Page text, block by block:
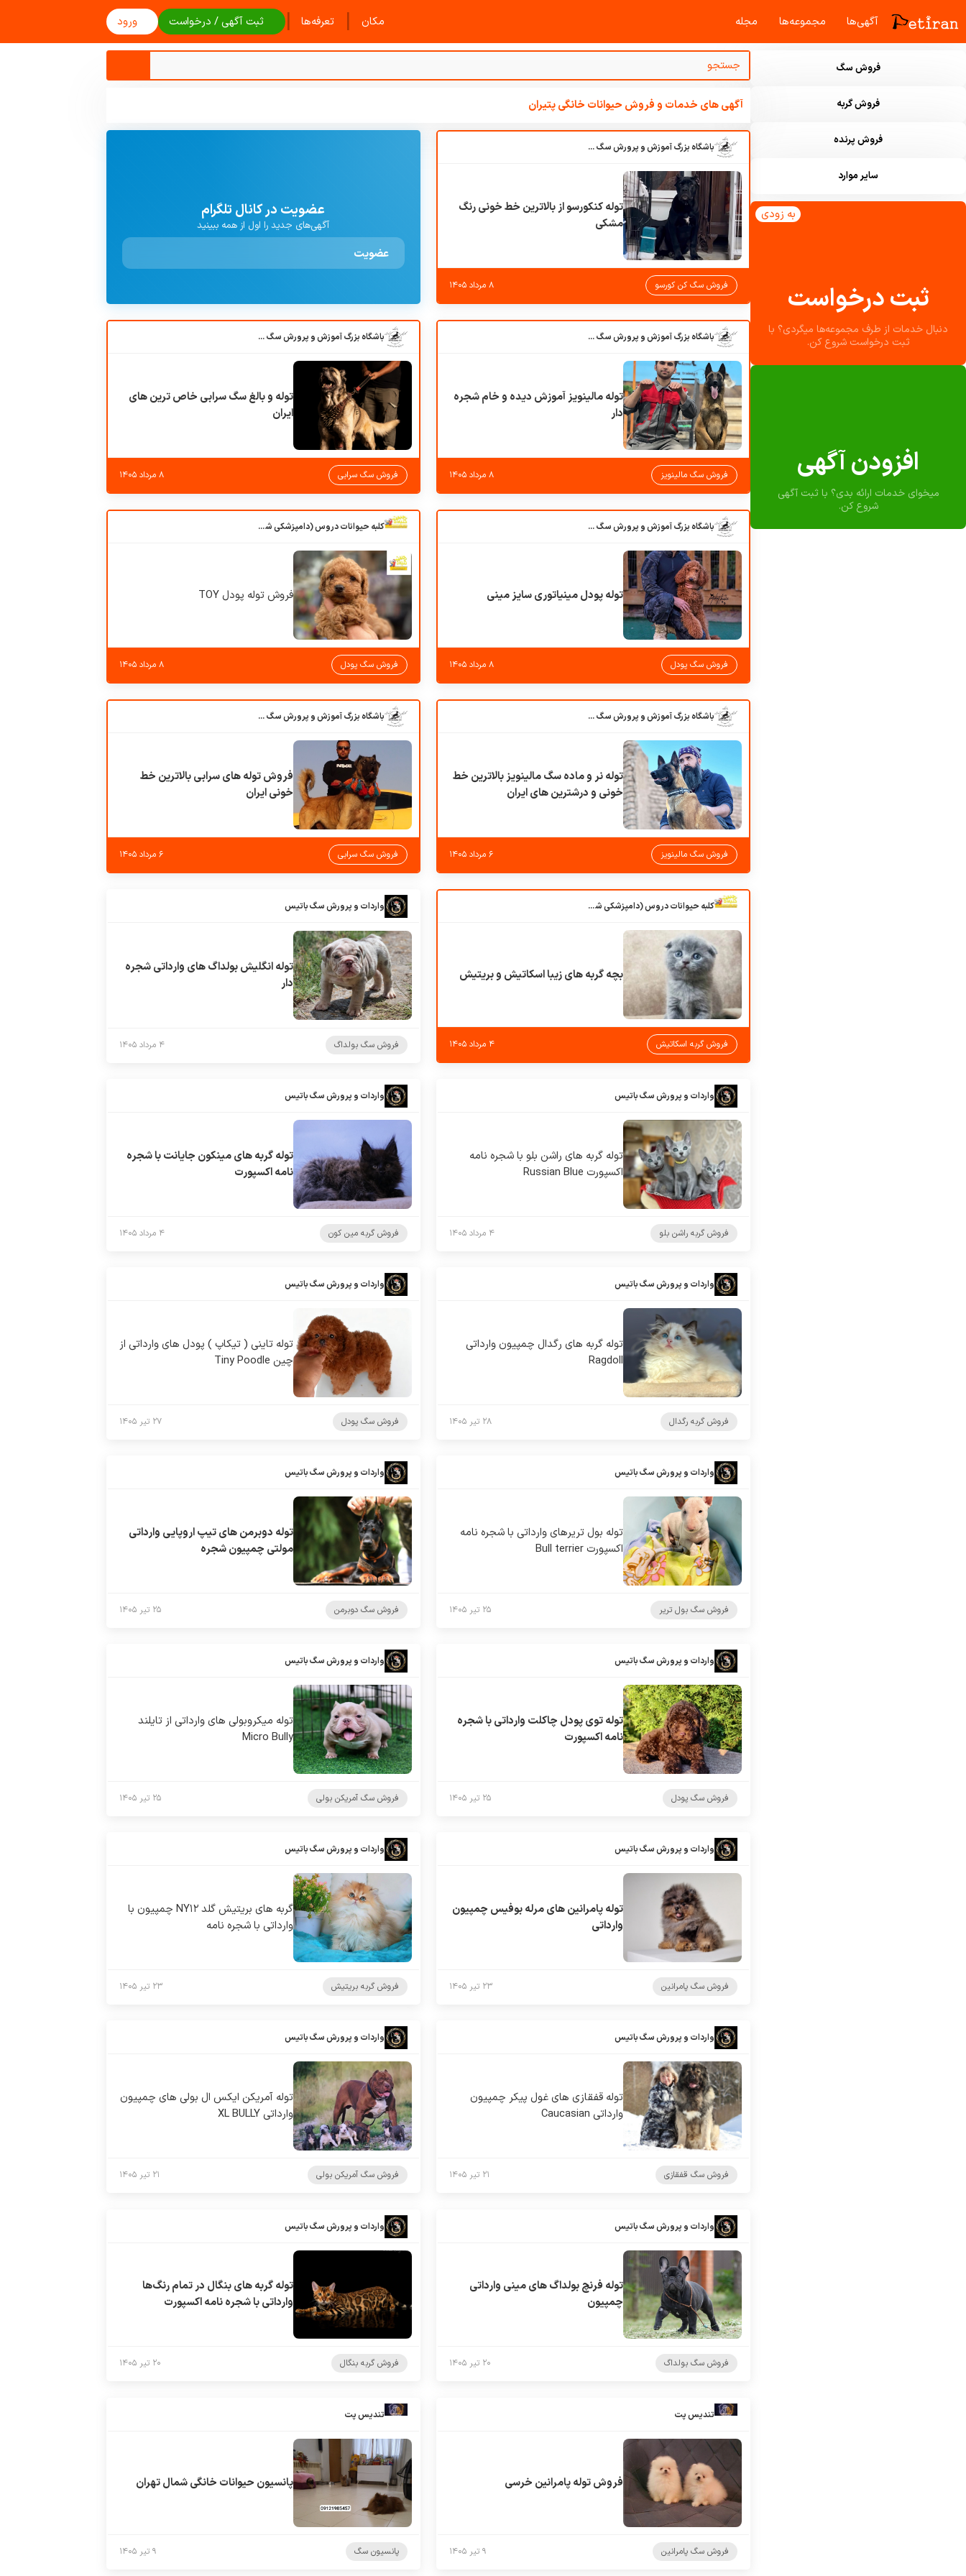
آگهی‌ها مجموعه‌ها مجله‌ مکان | تعرفه‌ها | ثبت آگهی / درخواست ورود
فروش سگ
فروش گربه
فروش پرنده
سایر موارد
ثبت درخواست
دنبال خدمات از طرف مجموعه‌ها میگردی؟ با
ثبت درخواست شروع کن.
به زودی
افزودن آگهی
میخوای خدمات ارائه بدی؟ با ثبت آگهی
شروع کن.
آگهی های خدمات و فروش حیوانات خانگی پتیران
باشگاه بزرگ آموزش و پرورش سگ کوهرج کنل
توله کنکورسو از بالاترین خط خونی رنگ
مشکی
فروش سگ کن کورسو ۸ مرداد ۱۴۰۵
عضویت در کانال تلگرام
آگهی‌های جدید را اول از همه ببینید
عضویت
باشگاه بزرگ آموزش و پرورش سگ کوهرج کنل
توله مالینویز آموزش دیده و خام شجره
دار
فروش سگ مالینویز ۸ مرداد ۱۴۰۵
باشگاه بزرگ آموزش و پرورش سگ کوهرج کنل
توله و بالغ سگ سرابی خاص ترین های
ایران
فروش سگ سرابی ۸ مرداد ۱۴۰۵
باشگاه بزرگ آموزش و پرورش سگ کوهرج کنل
توله پودل مینیاتوری سایز مینی
فروش سگ پودل ۸ مرداد ۱۴۰۵
کلبه حیوانات دروس (دامپزشکی شهرزاد)
فروش توله پودل TOY
فروش سگ پودل ۸ مرداد ۱۴۰۵
باشگاه بزرگ آموزش و پرورش سگ کوهرج کنل
توله نر و ماده سگ مالینویز بالاترین خط
خونی و درشترین های ایران
فروش سگ مالینویز ۶ مرداد ۱۴۰۵
باشگاه بزرگ آموزش و پرورش سگ کوهرج کنل
فروش توله های سرابی بالاترین خط
خونی ایران
فروش سگ سرابی ۶ مرداد ۱۴۰۵
کلبه حیوانات دروس (دامپزشکی شهرزاد)
بچه گربه های زیبا اسکاتیش و بریتیش
فروش گربه اسکاتیش ۴ مرداد ۱۴۰۵
واردات و پرورش سگ باتیس
توله انگلیش بولداگ های وارداتی شجره
دار
فروش سگ بولداگ ۴ مرداد ۱۴۰۵
واردات و پرورش سگ باتیس
توله گربه های راشن بلو با شجره نامه
اکسپورت Russian Blue
فروش گربه راشن بلو ۴ مرداد ۱۴۰۵
واردات و پرورش سگ باتیس
توله گربه های مینکون جایانت با شجره
نامه اکسپورت
فروش گربه مین کون ۴ مرداد ۱۴۰۵
واردات و پرورش سگ باتیس
توله گربه های رگدال چمپیون وارداتی
Ragdoll
فروش گربه رگدال ۲۸ تیر ۱۴۰۵
واردات و پرورش سگ باتیس
توله تاینی ( تیکاپ ) پودل های وارداتی از
چین Tiny Poodle
فروش سگ پودل ۲۷ تیر ۱۴۰۵
واردات و پرورش سگ باتیس
توله بول تریرهای وارداتی با شجره نامه
اکسپورت Bull terrier
فروش سگ بول تریر ۲۵ تیر ۱۴۰۵
واردات و پرورش سگ باتیس
توله دوبرمن های تیپ اروپایی وارداتی
مولتی چمپیون شجره
فروش سگ دوبرمن ۲۵ تیر ۱۴۰۵
واردات و پرورش سگ باتیس
توله توی پودل چاکلت وارداتی با شجره
نامه اکسپورت
فروش سگ پودل ۲۵ تیر ۱۴۰۵
واردات و پرورش سگ باتیس
توله میکروبولی های وارداتی از تایلند
Micro Bully
فروش سگ آمریکن بولی ۲۵ تیر ۱۴۰۵
واردات و پرورش سگ باتیس
توله پامرانین های مرله بوفیس چمپیون
وارداتی
فروش سگ پامرانین ۲۳ تیر ۱۴۰۵
واردات و پرورش سگ باتیس
گربه های بریتیش گلد NY۱۲ چمپیون با
وارداتی با شجره نامه
فروش گربه بریتیش ۲۳ تیر ۱۴۰۵
واردات و پرورش سگ باتیس
توله قفقازی های غول پیکر چمپیون
وارداتی Caucasian
فروش سگ قفقازی ۲۱ تیر ۱۴۰۵
واردات و پرورش سگ باتیس
توله آمریکن ایکس ال بولی های چمپیون
وارداتی XL BULLY
فروش سگ آمریکن بولی ۲۱ تیر ۱۴۰۵
واردات و پرورش سگ باتیس
توله فرنچ بولداگ های مینی وارداتی
چمپیون
فروش سگ بولداگ ۲۰ تیر ۱۴۰۵
واردات و پرورش سگ باتیس
توله گربه های بنگال در تمام رنگ‌ها
وارداتی با شجره نامه اکسپورت
فروش گربه بنگال ۲۰ تیر ۱۴۰۵
تندیس پت
فروش توله پامرانین خرسی
فروش سگ پامرانین ۹ تیر ۱۴۰۵
تندیس پت
پانسیون حیوانات خانگی شمال تهران
پانسیون سگ ۹ تیر ۱۴۰۵